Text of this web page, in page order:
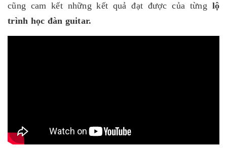
cũng cam kết những kết quả đạt được của từng lộ
trình học đàn guitar.